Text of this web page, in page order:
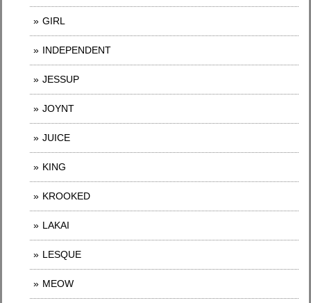
GIRL
INDEPENDENT
JESSUP
JOYNT
JUICE
KING
KROOKED
LAKAI
LESQUE
MEOW